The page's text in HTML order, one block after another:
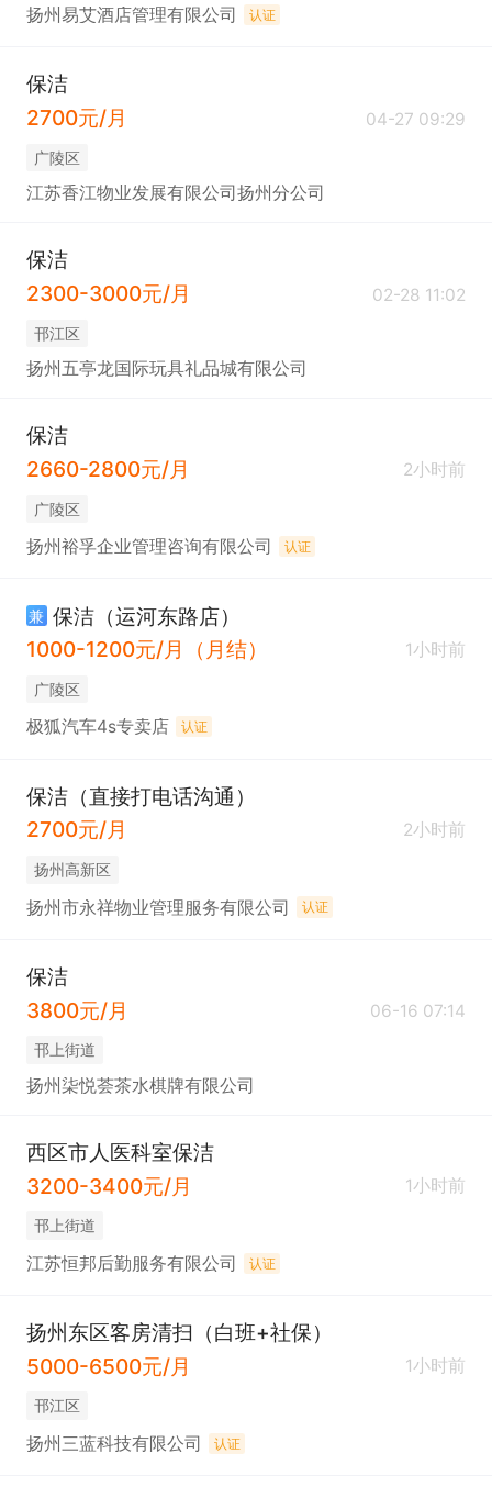
扬州易艾酒店管理有限公司 认证
保洁
2700元/月
04-27 09:29
广陵区
江苏香江物业发展有限公司扬州分公司
保洁
2300-3000元/月
02-28 11:02
邗江区
扬州五亭龙国际玩具礼品城有限公司
保洁
2660-2800元/月
2小时前
广陵区
扬州裕孚企业管理咨询有限公司 认证
兼 保洁（运河东路店）
1000-1200元/月（月结）
1小时前
广陵区
极狐汽车4s专卖店 认证
保洁（直接打电话沟通）
2700元/月
2小时前
扬州高新区
扬州市永祥物业管理服务有限公司 认证
保洁
3800元/月
06-16 07:14
邗上街道
扬州柒悦荟茶水棋牌有限公司
西区市人医科室保洁
3200-3400元/月
1小时前
邗上街道
江苏恒邦后勤服务有限公司 认证
扬州东区客房清扫（白班+社保）
5000-6500元/月
1小时前
邗江区
扬州三蓝科技有限公司 认证